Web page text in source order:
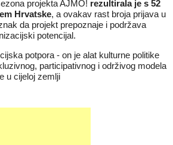
projekta AJMO! rezultirala je s 52
Hrvatske, a ovakav rast broja prijava u
da projekt prepoznaje i podržava
potencijal.
potpora - on je alat kulturne politike
participativnog i održivog modela
u cijeloj zemlji